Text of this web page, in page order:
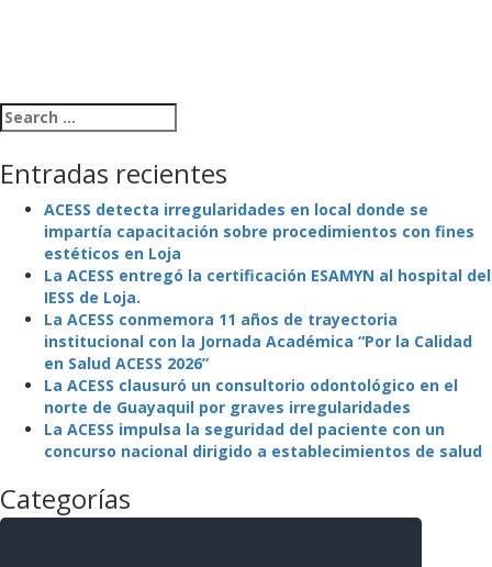
Search for:
Entradas recientes
ACESS detecta irregularidades en local donde se
impartía capacitación sobre procedimientos con fines
estéticos en Loja
La ACESS entregó la certificación ESAMYN al hospital del
IESS de Loja.
La ACESS conmemora 11 años de trayectoria
institucional con la Jornada Académica “Por la Calidad
en Salud ACESS 2026”
La ACESS clausuró un consultorio odontológico en el
norte de Guayaquil por graves irregularidades
La ACESS impulsa la seguridad del paciente con un
concurso nacional dirigido a establecimientos de salud
Categorías